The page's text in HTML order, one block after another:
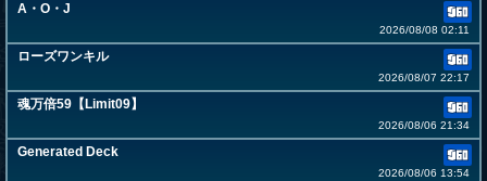
A・O・J
2026/08/08 02:11
ローズワンキル
2026/08/07 22:17
魂万倍59【Limit09】
2026/08/06 21:34
Generated Deck
2026/08/06 13:54